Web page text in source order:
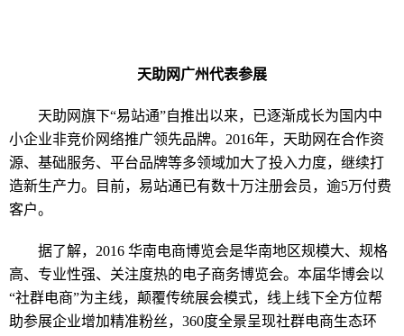
天助网广州代表参展
天助网旗下“易站通”自推出以来，已逐渐成长为国内中
小企业非竞价网络推广领先品牌。 2016年， 天助网在合作资
源、基础服务、平台品牌等多领域加大了投入力度，继续打
造新生产力。目前，易站通已有数十万注册会员，逾5万付费
客户。
据了解， 2016 华南电商博览会是华南地区规模大、规格
高、专业性强、关注度热的电子商务博览会。本届华博会以
“社群电商”为主线，颠覆传统展会模式，线上线下全方位帮
助参展企业增加精准粉丝，360度全景呈现社群电商生态环